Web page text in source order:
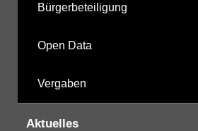
Bürgerbeteiligung
Open Data
Vergaben
Aktuelles